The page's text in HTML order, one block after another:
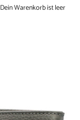
Dein Warenkorb ist leer